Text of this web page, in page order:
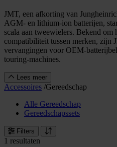
JMT, een afkorting van
AGM- en lithium-ion batterijen,
scala aan tweewielers. Bekend
compatibiliteit tussen merken, zijn
vervangingen voor OEM-
touring-machines.
Lees meer
Accessoires /Gereedschap
Alle Gereedschap
Gereedschapssets
Filters
1 resultaten